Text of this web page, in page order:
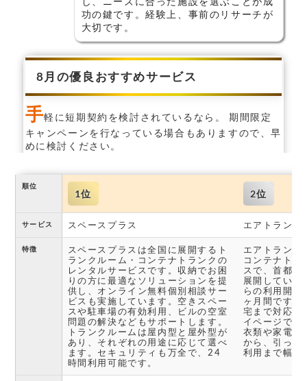
功の鍵です。経験上、事前のリサーチが
大切です。
8月の優良おすすめサービス
手軽に短期契約を検討されているなら。 期間限定
キャンペーンを行なっている場合もありますので、早
めに検討ください。
順位
1位 2位
サービス スペースプラス エアトランク
特徴
スペースプラスは全国に展開するト
ランクルーム・コンテナトランクの
レンタルサービスです。収納でお困
りの方に最適なソリューションを提
供し、オンライン無料個別相談サー
ビスも実施しています。空きスペー
スや駐車場の有効利用、ビルの空室
問題の解決などもサポートします。
トランクルームは屋内型と屋外型が
あり、それぞれの用途に応じて選べ
ます。セキュリティも万全で、24
時間利用可能です。
エアトランク
コンテナト
スで、首都圏
展開していま
らの利用開
ヶ月間です。
宅まで対応し
イページで確
衣類や家電、
から、引っ越
利用まで幅広